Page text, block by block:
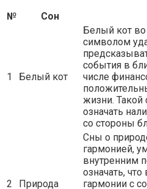
№
Сон
1 Белый кот
Белый кот во
символом
события в
числе
жизни. Такой
означать
со стороны
2 Природа
Сны о
гармонией,
внутренним
означать,
гармонии с